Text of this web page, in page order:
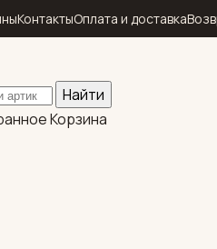
КонтактыОплата и доставка
Найти
Корзина